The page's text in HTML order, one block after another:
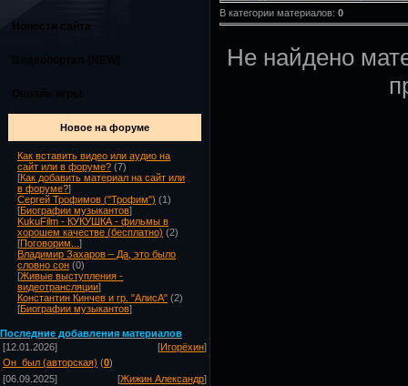
Новости сайта
Новое на форуме
Как вставить видео или аудио на
сайт или в форуме? (7)
[Как добавить материал на сайт или
в форуме?]
Сергей Трофимов ("Трофим") (1)
[Биографии музыкантов]
KukuFilm - КУКУШКА - фильмы в
хорошем качестве (бесплатно) (2)
[Поговорим... ]
Владимир Захаров – Да, это было
словно сон (0)
[Живые выступления -
видеотрансляции]
Константин Кинчев и гр. "АлисА" (2)
[Биографии музыкантов]
Последние добавления материалов
[12.01.2026]
[Игорёхин]
Он_был (авторская) (0)
[06.09.2025]
[Жижин Александр]
В категории материалов: 0
Не найдено